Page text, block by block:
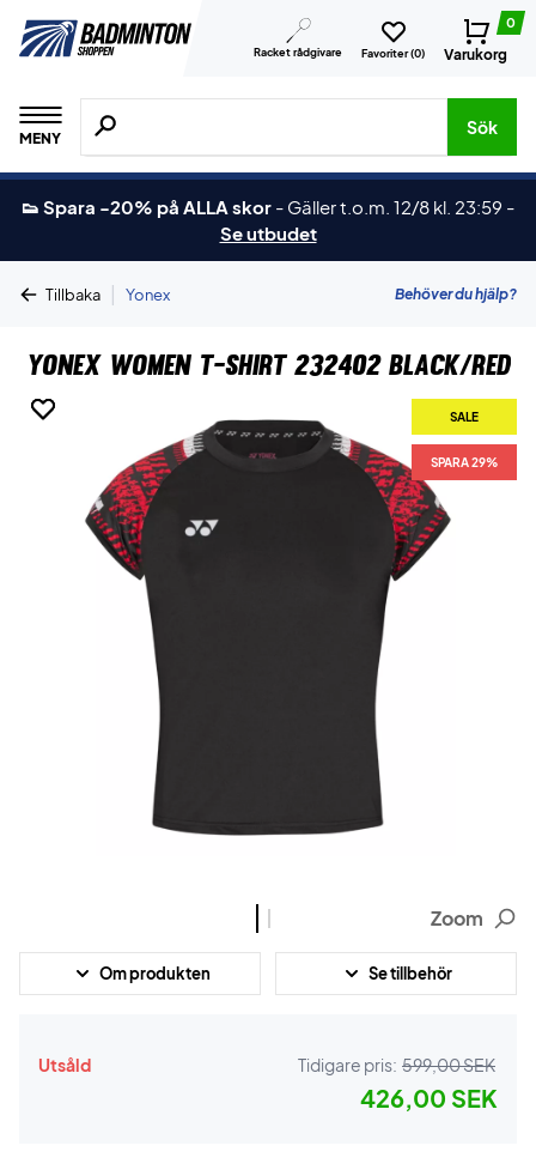
Racket rådgivare Favoriter (0)
0
Varukorg
MENY
Sök efter produkter, märken osv.
Sök
👟 Spara -20% på ALLA skor - Gäller t.o.m. 12/8 kl. 23:59 -
Se utbudet
Tillbaka | Yonex Behöver du hjälp?
Yonex Women T-shirt 232402 Black/Red
SALE
SPARA 29%
SALE
SPARA 29%
Zoom
Om produkten Se tillbehör
Utsåld Tidigare pris: 599,00 SEK
426,00 SEK